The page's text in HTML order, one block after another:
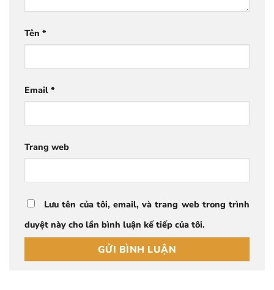
Tên *
Email *
Trang web
Lưu tên của tôi, email, và trang web trong trình
duyệt này cho lần bình luận kế tiếp của tôi.